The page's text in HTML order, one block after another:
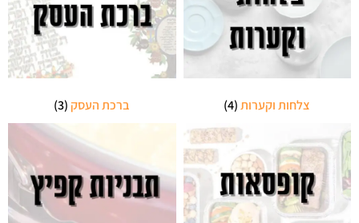
צלחות וקערות(4) ברכת העסק(3)